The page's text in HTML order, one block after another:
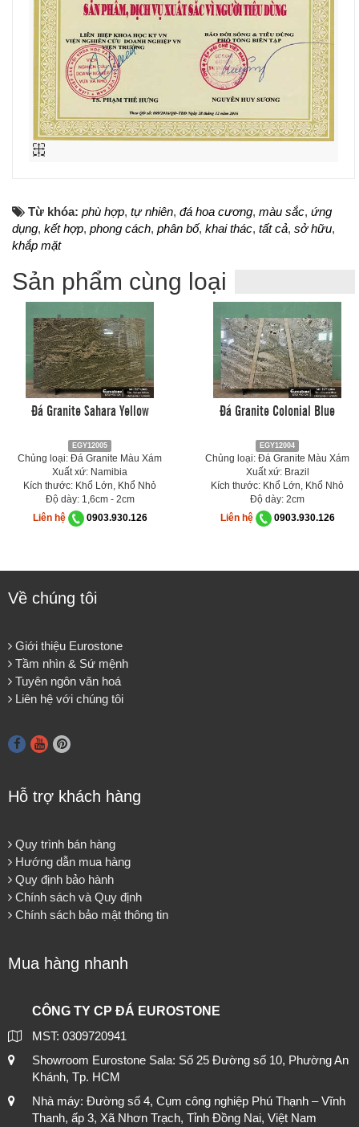
Từ khóa: phù hợp, tự nhiên, đá hoa cương, màu sắc, ứng
dụng, kết hợp, phong cách, phân bố, khai thác, tất cả, sở hữu,
khắp mặt
Sản phẩm cùng loại
Đá Granite Sahara Yellow
EGY12005
Chủng loại: Đá Granite Màu Xám
Xuất xứ: Namibia
Kích thước: Khổ Lớn, Khổ Nhỏ
Độ dày: 1,6cm - 2cm
Liên hệ
0903.930.126
Đá Granite Colonial Blue
EGY12004
Chủng loại: Đá Granite Màu Xám
Xuất xứ: Brazil
Kích thước: Khổ Lớn, Khổ Nhỏ
Độ dày: 2cm
Liên hệ
0903.930.126
Về chúng tôi
Giới thiệu Eurostone
Tầm nhìn & Sứ mệnh
Tuyên ngôn văn hoá
Liên hệ với chúng tôi
Hỗ trợ khách hàng
Quy trình bán hàng
Hướng dẫn mua hàng
Quy định bảo hành
Chính sách và Quy định
Chính sách bảo mật thông tin
Mua hàng nhanh
CÔNG TY CP ĐÁ EUROSTONE
MST: 0309720941
Showroom Eurostone Sala: Số 25 Đường số 10, Phường An
Khánh, Tp. HCM
Nhà máy: Đường số 4, Cụm công nghiệp Phú Thạnh – Vĩnh
Thanh, ấp 3, Xã Nhơn Trạch, Tỉnh Đồng Nai, Việt Nam